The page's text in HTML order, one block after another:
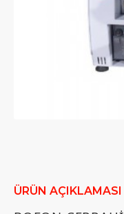
ÜRÜN AÇIKLAMASI